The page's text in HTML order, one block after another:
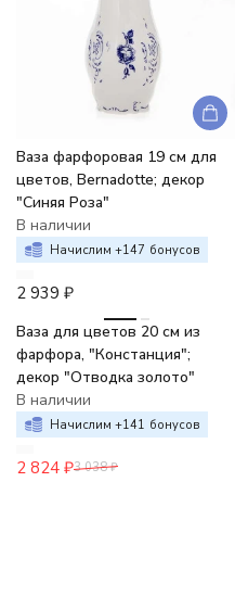
Ваза фарфоровая 19 см для
цветов, Bernadotte; декор
"Синяя Роза"
В наличии
Начислим +147 бонусов
2 939 ₽
-7%
Ваза для цветов 20 см из
фарфора, "Констанция";
декор "Отводка золото"
В наличии
Начислим +141 бонусов
2 824 ₽3 038 ₽